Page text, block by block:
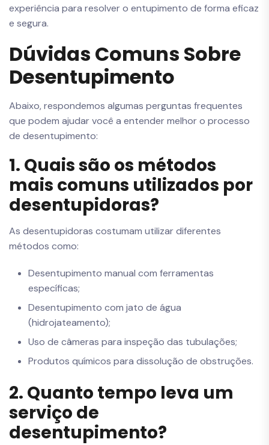
experiência para resolver o entupimento de forma eficaz
e segura.
Dúvidas Comuns Sobre
Desentupimento
Abaixo, respondemos algumas perguntas frequentes
que podem ajudar você a entender melhor o processo
de desentupimento:
1. Quais são os métodos
mais comuns utilizados por
desentupidoras?
As desentupidoras costumam utilizar diferentes
métodos como:
Desentupimento manual com ferramentas
específicas;
Desentupimento com jato de água
(hidrojateamento);
Uso de câmeras para inspeção das tubulações;
Produtos químicos para dissolução de obstruções.
2. Quanto tempo leva um
serviço de
desentupimento?